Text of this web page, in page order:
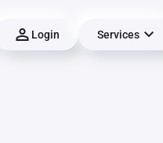
Login Services